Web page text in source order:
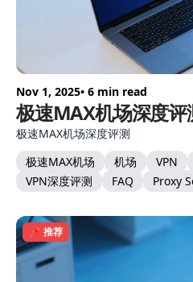
Nov 1, 2025• 6 min read
极速MAX机场深度评
极速MAX机场深度评测
极速MAX机场
机场 VPN
VPN深度评测
FAQ Proxy
📌 推荐